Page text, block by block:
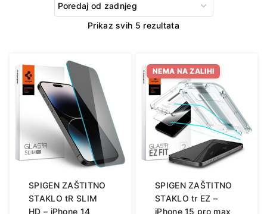
Prikaz svih 5 rezultataSorted
SPIGEN ZAŠTITNO
STAKLO tR SLIM
HD – iPhone 14
NEMA NA ZALIHI
SPIGEN ZAŠTITNO
STAKLO tr EZ –
iPhone 15 pro max